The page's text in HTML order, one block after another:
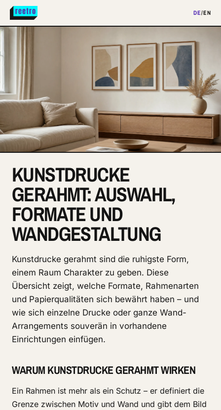
DE/EN
KUNSTDRUCKE
GERAHMT: AUSWAHL,
FORMATE UND
WANDGESTALTUNG
Kunstdrucke gerahmt sind die ruhigste Form,
einem Raum Charakter zu geben. Diese
Übersicht zeigt, welche Formate, Rahmenarten
und Papierqualitäten sich bewährt haben – und
wie sich einzelne Drucke oder ganze Wand-
Arrangements souverän in vorhandene
Einrichtungen einfügen.
WARUM KUNSTDRUCKE GERAHMT WIRKEN
Ein Rahmen ist mehr als ein Schutz – er definiert die
Grenze zwischen Motiv und Wand und gibt dem Bild